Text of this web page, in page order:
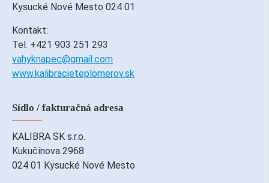
Kysucké Nové Mesto 024 01
Kontakt:
Tel. +421 903 251 293
vahyknapec@gmail.com
www.kalibracieteplomerov.sk
Sídlo / fakturačná adresa
KALIBRA SK s.r.o.
Kukučínova 2968
024 01 Kysucké Nové Mesto